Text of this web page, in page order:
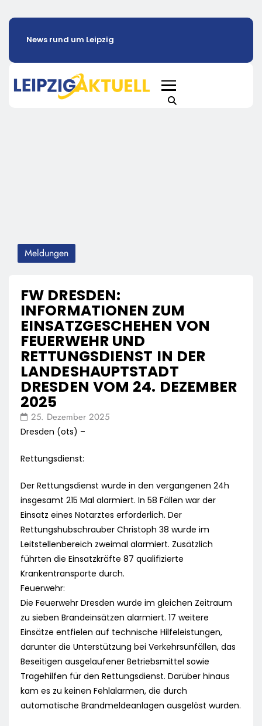
News rund um Leipzig
Meldungen
FW DRESDEN:
INFORMATIONEN ZUM
EINSATZGESCHEHEN VON
FEUERWEHR UND
RETTUNGSDIENST IN DER
LANDESHAUPTSTADT
DRESDEN VOM 24. DEZEMBER
2025
25. Dezember 2025
Dresden (ots) –
Rettungsdienst:
Der Rettungsdienst wurde in den vergangenen 24h
insgesamt 215 Mal alarmiert. In 58 Fällen war der
Einsatz eines Notarztes erforderlich. Der
Rettungshubschrauber Christoph 38 wurde im
Leitstellenbereich zweimal alarmiert. Zusätzlich
führten die Einsatzkräfte 87 qualifizierte
Krankentransporte durch.
Feuerwehr:
Die Feuerwehr Dresden wurde im gleichen Zeitraum
zu sieben Brandeinsätzen alarmiert. 17 weitere
Einsätze entfielen auf technische Hilfeleistungen,
darunter die Unterstützung bei Verkehrsunfällen, das
Beseitigen ausgelaufener Betriebsmittel sowie
Tragehilfen für den Rettungsdienst. Darüber hinaus
kam es zu keinen Fehlalarmen, die durch
automatische Brandmeldeanlagen ausgelöst wurden.